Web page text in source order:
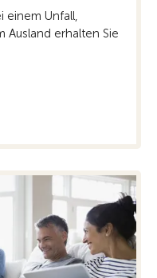
einem Unfall,
Ausland erhalten Sie